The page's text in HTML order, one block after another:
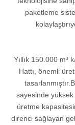
paketleme
Yıllık 150.000 m³
Hattı, önemli
sayesinde yüksek
üretme
direnci sağlayan